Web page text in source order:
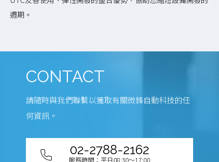
週期。
CONTACT
請隨時與我們聯繫以獲取有關微鋒自動科技的任
何資訊。
02-2788-2162
服務時間：平日08:30～17:00